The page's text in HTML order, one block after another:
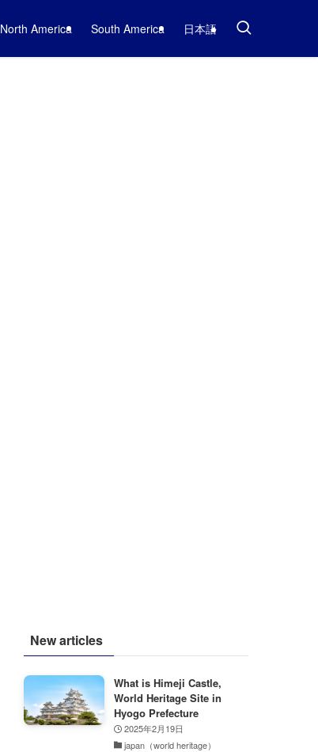
North America South America 日本語
New articles
What is Himeji Castle,
World Heritage Site in
Hyogo Prefecture
2025年2月19日
japan（world heritage）